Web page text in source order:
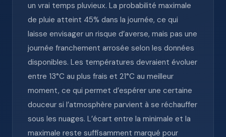
un vrai temps pluvieux. La probabilité maximale
de pluie atteint 45% dans la journée, ce qui
laisse envisager un risque d’averse, mais pas une
journée franchement arrosée selon les données
disponibles. Les températures devraient évoluer
entre 13°C au plus frais et 21°C au meilleur
moment, ce qui permet d’espérer une certaine
douceur si l’atmosphère parvient à se réchauffer
sous les nuages. L’écart entre la minimale et la
maximale reste suffisamment marqué pour